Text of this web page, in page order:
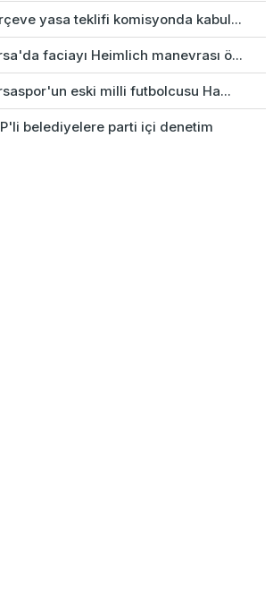
yasa teklifi komisyonda kabul...
faciayı Heimlich manevrası ö...
eski milli futbolcusu Ha...
belediyelere parti içi denetim